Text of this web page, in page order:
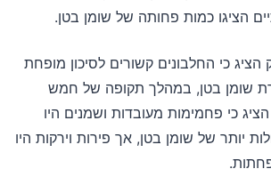
הציגו כמות פחותה של שומן בטן.
כי החלבונים קשורים לסיכון מופחת
שומן בטן, במהלך תקופה של חמש
כי פחמימות מעובדות ושמנים היו
יותר של שומן בטן, אך פירות וירקות היו